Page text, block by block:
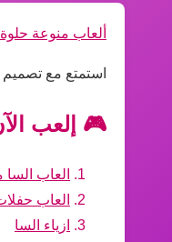
ألعاب منوعة حلوة
استمتع مع
🎮 إلعب
العاب
العاب
ازياء السا